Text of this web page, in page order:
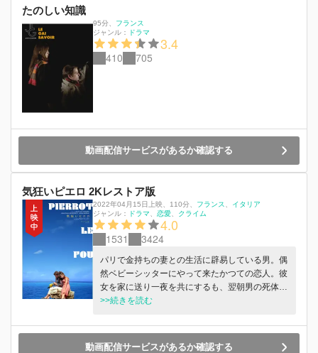
たのしい知識
95分
フランス
ジャンル：
ドラマ
3.4
410 705
動画配信サービスがあるか確認する
気狂いピエロ 2Kレストア版
2022年04月15日上映 110分 フランス
イタリア
ジャンル：
ドラマ 恋愛 クライム
4.0
1531 3424
パリで金持ちの妻との生活に辟易している男。偶
然ベビーシッターにやって来たかつての恋人。彼
女を家に送り一夜を共にするも、翌朝男の死体が
転がっていた。事情の分からぬまま、彼女の兄が
姿を消してしまう…。
>>続きを読む
動画配信サービスがあるか確認する